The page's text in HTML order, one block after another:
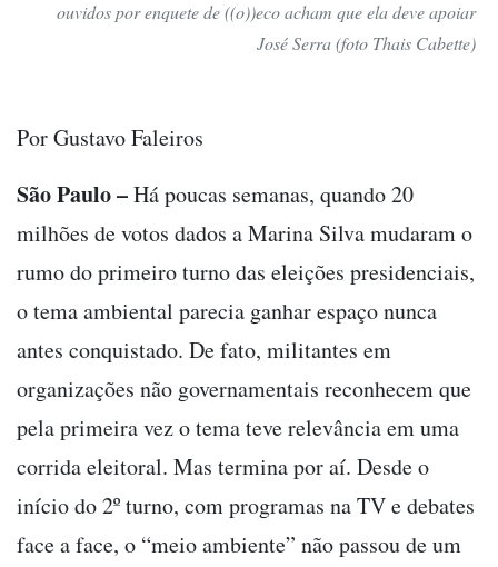
ouvidos por enquete de ((o))eco acham que ela deve apoiar
José Serra (foto Thais Cabette)
Por Gustavo Faleiros
São Paulo –Há poucas semanas, quando 20
milhões de votos dados a Marina Silva mudaram o
rumo do primeiro turno das eleições presidenciais,
o tema ambiental parecia ganhar espaço nunca
antes conquistado. De fato, militantes em
organizações não governamentais reconhecem que
pela primeira vez o tema teve relevância em uma
corrida eleitoral. Mas termina por aí. Desde o
início do 2º turno, com programas na TV e debates
face a face, o “meio ambiente” não passou de um